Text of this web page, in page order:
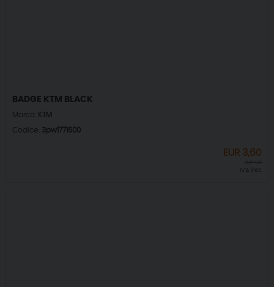
BADGE KTM BLACK
Marca: KTM
Codice: 3pw1771600
EUR 3,60
IVA incl.